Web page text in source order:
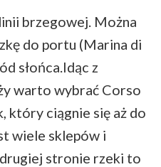
brzegowej. Można
do portu (Marina di
słońca.Idąc z
warto wybrać Corso
który ciągnie się aż do
wiele sklepów i
stronie rzeki to